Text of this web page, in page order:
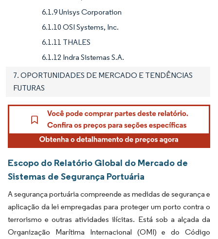
6.1.9 Unisys Corporation
6.1.10 OSI Systems, Inc.
6.1.11 THALES
6.1.12 Indra Sistemas S.A.
7. OPORTUNIDADES DE MERCADO E TENDÊNCIAS
FUTURAS
Escopo do Relatório Global do Mercado de
Sistemas de Segurança Portuária
A segurança portuária compreende as medidas de segurança e
aplicação da lei empregadas para proteger um porto contra o
terrorismo e outras atividades ilícitas. Está sob a alçada da
Organização Marítima Internacional (OMI) e do Código